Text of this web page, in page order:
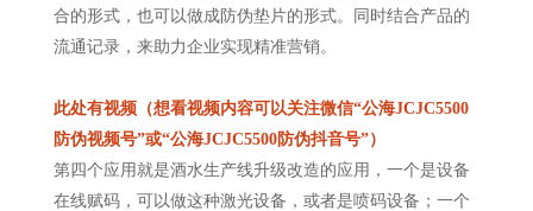
合的形式，也可以做成防伪垫片的形式。同时结合产品的
流通记录，来助力企业实现精准营销。
此处有视频（想看视频内容可以关注微信“公海JCJC5500
防伪视频号”或“公海JCJC5500防伪抖音号”）
第四个应用就是酒水生产线升级改造的应用，一个是设备
在线赋码，可以做这种激光设备，或者是喷码设备；一个